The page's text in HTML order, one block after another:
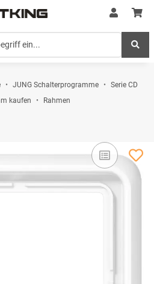
JUNG Schalterprogramme
Serie CD
kaufen
Rahmen